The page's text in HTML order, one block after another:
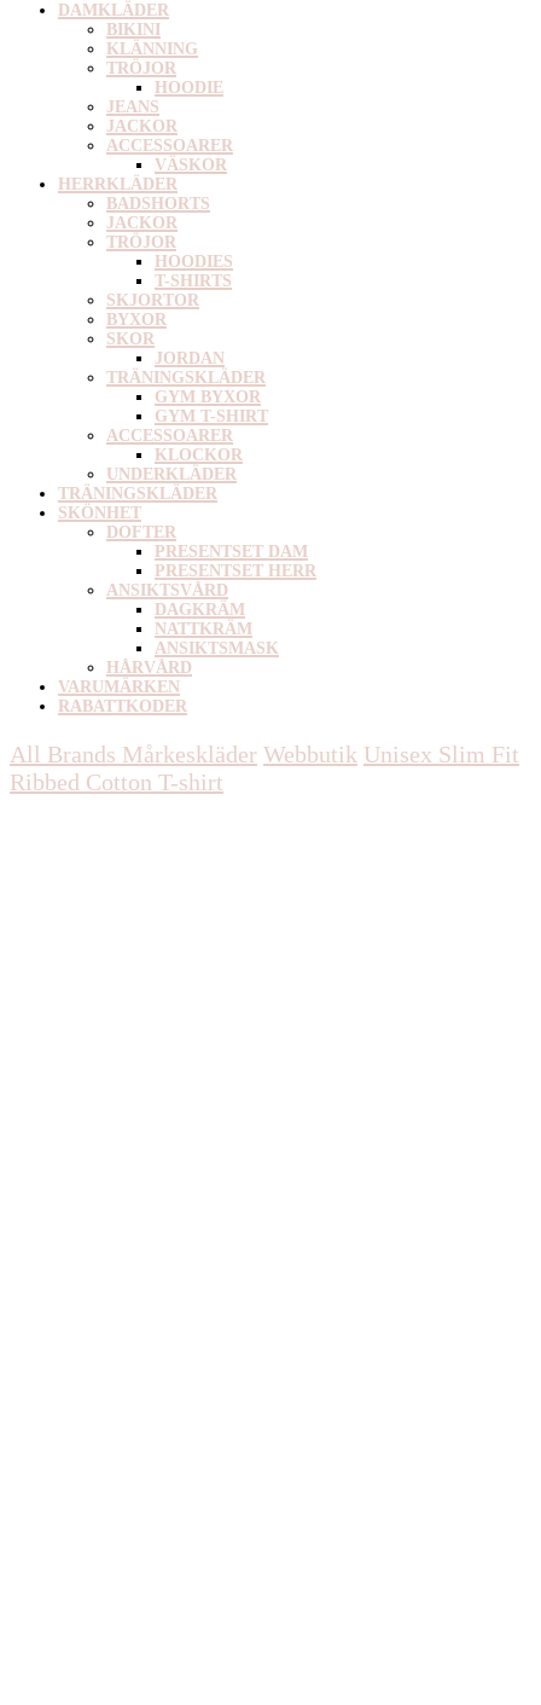
DAMKLÄDER
BIKINI
KLÄNNING
TRÖJOR
HOODIE
JEANS
JACKOR
ACCESSOARER
VÄSKOR
HERRKLÄDER
BADSHORTS
JACKOR
TRÖJOR
HOODIES
T-SHIRTS
SKJORTOR
BYXOR
SKOR
JORDAN
TRÄNINGSKLÄDER
GYM BYXOR
GYM T-SHIRT
ACCESSOARER
KLOCKOR
UNDERKLÄDER
TRÄNINGSKLÄDER
SKÖNHET
DOFTER
PRESENTSET DAM
PRESENTSET HERR
ANSIKTSVÅRD
DAGKRÄM
NATTKRÄM
ANSIKTSMASK
HÅRVÅRD
VARUMÄRKEN
RABATTKODER
All Brands Mårkeskläder Webbutik Unisex Slim Fit
Ribbed Cotton T-shirt